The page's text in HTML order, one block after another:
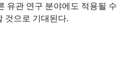
유관 연구 분야에도 적용될 수
것으로 기대된다.